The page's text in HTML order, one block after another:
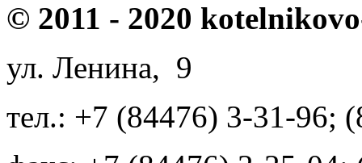
© 2011 - 2020
ул. Ленина, 9
тел.: +7 (84476) 3-31-96;